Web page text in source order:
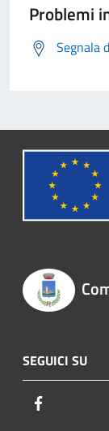
Problemi
Segnala
SEGUICI SU